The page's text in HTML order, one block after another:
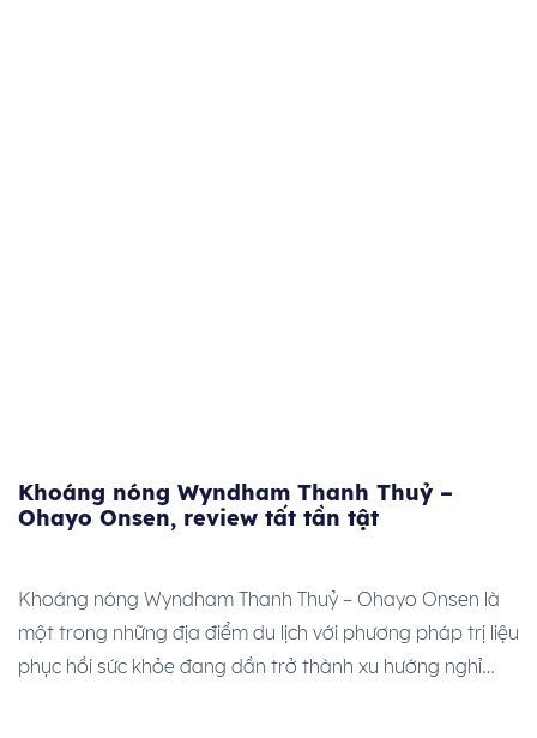
Khoáng nóng Wyndham Thanh Thuỷ –
Ohayo Onsen, review tất tần tật
Khoáng nóng Wyndham Thanh Thuỷ – Ohayo Onsen là
một trong những địa điểm du lịch với phương pháp trị liệu
phục hồi sức khỏe đang dần trở thành xu hướng nghỉ